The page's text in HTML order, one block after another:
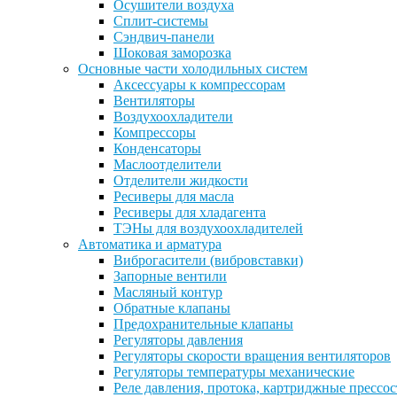
Осушители воздуха
Сплит-системы
Сэндвич-панели
Шоковая заморозка
Основные части холодильных систем
Аксессуары к компрессорам
Вентиляторы
Воздухоохладители
Компрессоры
Конденсаторы
Маслоотделители
Отделители жидкости
Ресиверы для масла
Ресиверы для хладагента
ТЭНы для воздухоохладителей
Автоматика и арматура
Виброгасители (вибровставки)
Запорные вентили
Масляный контур
Обратные клапаны
Предохранительные клапаны
Регуляторы давления
Регуляторы скорости вращения вентиляторов
Регуляторы температуры механические
Реле давления, протока, картриджные